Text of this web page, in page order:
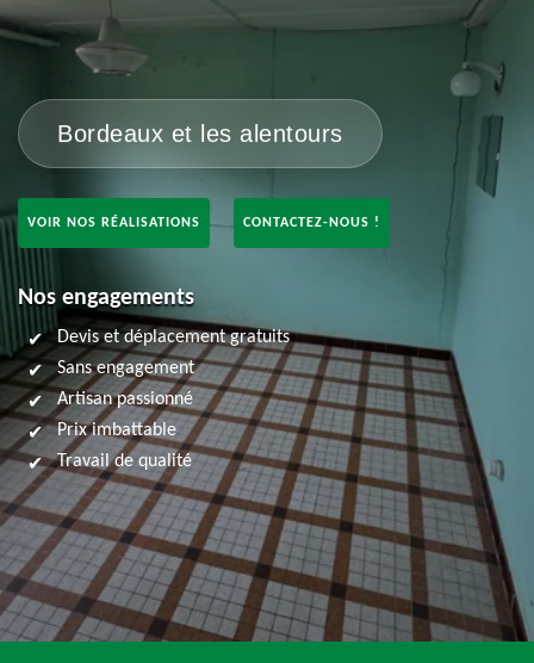
Bordeaux et les alentours
VOIR NOS RÉALISATIONS CONTACTEZ-NOUS !
Nos engagements
Devis et déplacement gratuits
Sans engagement
Artisan passionné
Prix imbattable
Travail de qualité